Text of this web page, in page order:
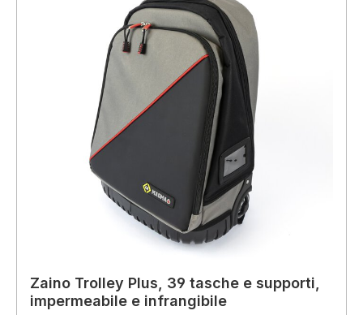
Zaino Trolley Plus, 39 tasche e supporti,
impermeabile e infrangibile